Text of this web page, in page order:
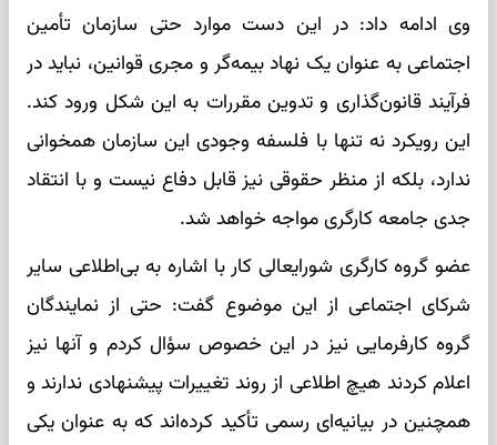
وی ادامه داد: در این دست موارد حتی سازمان تأمین
اجتماعی به عنوان یک نهاد بیمه‌گر و مجری قوانین، نباید در
فرآیند قانون‌گذاری و تدوین مقررات به این شکل ورود کند.
این رویکرد نه تنها با فلسفه وجودی این سازمان همخوانی
ندارد، بلکه از منظر حقوقی نیز قابل دفاع نیست و با انتقاد
جدی جامعه کارگری مواجه خواهد شد.
عضو گروه کارگری شورایعالی کار با اشاره به بی‌اطلاعی سایر
شرکای اجتماعی از این موضوع گفت: حتی از نمایندگان
گروه کارفرمایی نیز در این خصوص سؤال کردم و آنها نیز
اعلام کردند هیچ اطلاعی از روند تغییرات پیشنهادی ندارند و
همچنین در بیانیه‌ای رسمی تأکید کرده‌اند که به عنوان یکی